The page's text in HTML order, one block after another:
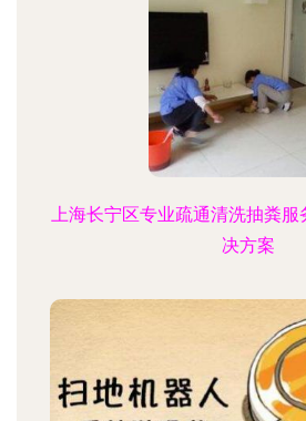
上海长宁区专业疏通清洗抽粪服
决方案